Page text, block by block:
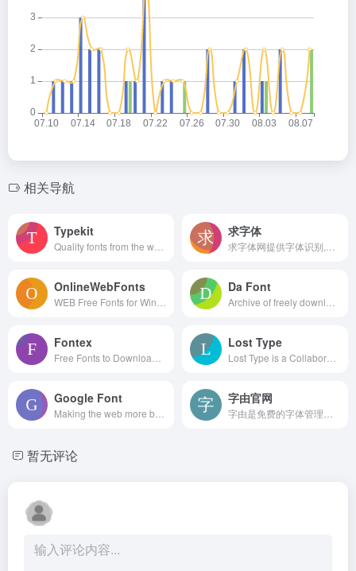
相关导航
Typekit 求字体
OnlineWebFonts Da Font
Fontex Lost Type
Google Font 字由官网
暂无评论